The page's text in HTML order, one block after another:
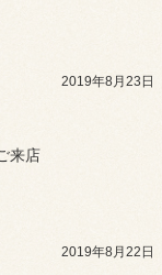
2019年8月23日
来店
2019年8月22日